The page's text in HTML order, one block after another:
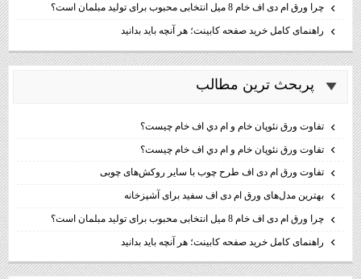
چرا ورق ام دی اف خام 8 میل انتخابی محبوب برای تولید مبلمان است؟
راهنمای کامل خرید صفحه کابینت؛ هر آنچه باید بدانید
پربحث ترين مطالب
تفاوت ورق نئوپان خام و ام دي اف خام چيست؟
تفاوت ورق نئوپان خام و ام دي اف خام چيست؟
تفاوت ورق ام دی اف طرح چوب با سایر روکش‌های چوبی
بهترین مدل‌های ورق ام دی اف سفید برای آشپزخانه
چرا ورق ام دی اف خام 8 میل انتخابی محبوب برای تولید مبلمان است؟
راهنمای کامل خرید صفحه کابینت؛ هر آنچه باید بدانید